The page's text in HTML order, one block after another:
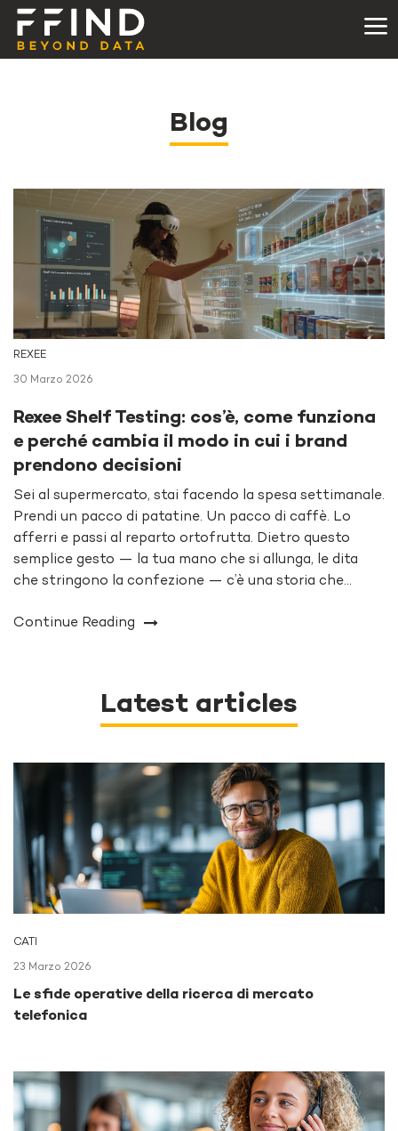
Blog
REXEE
30 Marzo 2026
Rexee Shelf Testing: cos’è, come funziona
e perché cambia il modo in cui i brand
prendono decisioni
Sei al supermercato, stai facendo la spesa settimanale.
Prendi un pacco di patatine. Un pacco di caffè. Lo
afferri e passi al reparto ortofrutta. Dietro questo
semplice gesto — la tua mano che si allunga, le dita
che stringono la confezione — c’è una storia che…
Continue Reading
Latest articles
CATI
23 Marzo 2026
Le sfide operative della ricerca di mercato
telefonica